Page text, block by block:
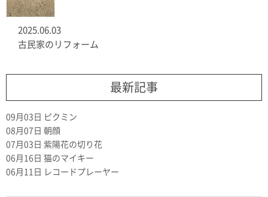
2025.06.03
古民家のリフォーム
最新記事
09月03日
ピクミン
08月07日 朝顔
07月03日 紫陽花の切り花
06月16日 猫のマイキー
06月11日
レコードプレーヤー